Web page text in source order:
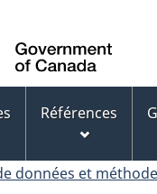
Références
données et